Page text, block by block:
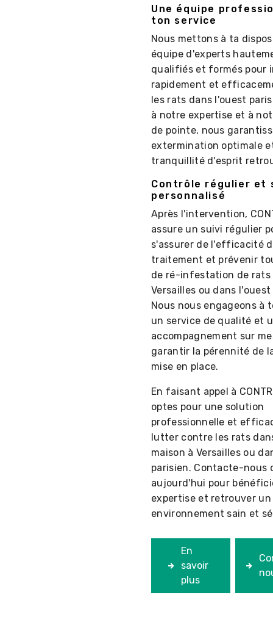
Une équipe
ton service
Nous mettons à ta
équipe d'experts
qualifiés et formés pour
rapidement et
les rats dans l'ouest
à notre expertise et à
de pointe, nous
extermination optimale
tranquillité d'esprit
Contrôle régulier et
personnalisé
Après l'intervention,
assure un suivi régulier
s'assurer de l'efficacité
traitement et prévenir
de ré-infestation de rats
Versailles ou dans
Nous nous engageons à
un service de qualité et
accompagnement sur
garantir la pérennité de
mise en place.
En faisant appel à
optes pour une solution
professionnelle et
lutter contre les rats
maison à Versailles ou
parisien. Contacte-nous
aujourd'hui pour
expertise et retrouver un
environnement sain et
En
savoir
plus